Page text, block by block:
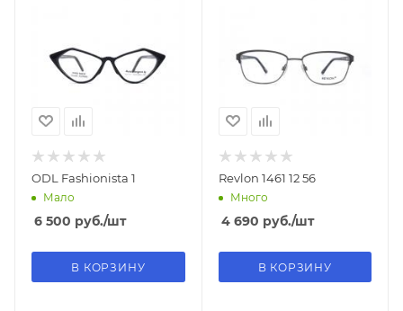
ODL Fashionista 1
Мало
6 500 руб./шт
В КОРЗИНУ
Revlon 1461 12 56
Много
4 690 руб./шт
В КОРЗИНУ